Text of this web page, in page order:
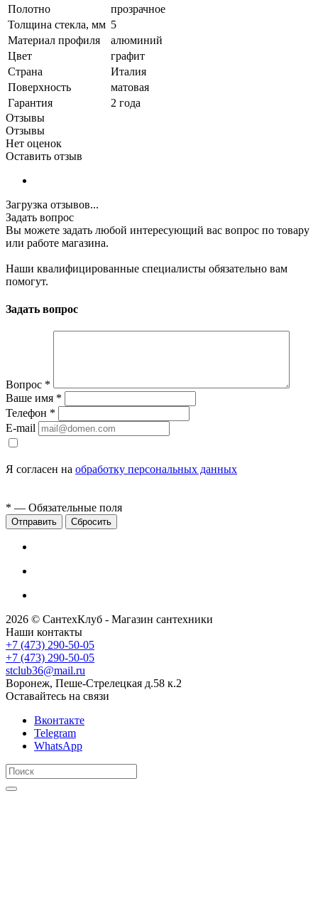
Полотно
прозрачное
Толщина стекла, мм 5
Материал профиля
алюминий
Цвет
графит
Страна
Италия
Поверхность
матовая
Гарантия
2 года
Отзывы
Отзывы
Нет оценок
Оставить отзыв
Загрузка отзывов...
Задать вопрос
Вы можете задать любой интересующий вас вопрос по товару
или работе магазина.
Наши квалифицированные специалисты обязательно вам
помогут.
Задать вопрос
Вопрос *
Ваше имя *
Телефон *
E-mail
Я согласен на обработку персональных данных
* — Обязательные поля
Сбросить
2026 © СантехКлуб - Магазин сантехники
Наши контакты
+7 (473) 290-50-05
+7 (473) 290-50-05
stclub36@mail.ru
Воронеж, Пеше-Стрелецкая д.58 к.2
Оставайтесь на связи
Вконтакте
Telegram
WhatsApp